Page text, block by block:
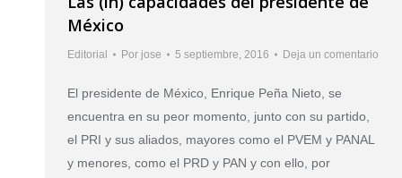
México
Editorial Por jose 5 septiembre, 2016 Deja un comentario
El presidente de México, Enrique Peña Nieto, se
encuentra en su peor momento, junto con su partido,
el PRI y sus aliados, mayores como el PVEM y PANAL
y menores, como el PRD y PAN y con ello, por